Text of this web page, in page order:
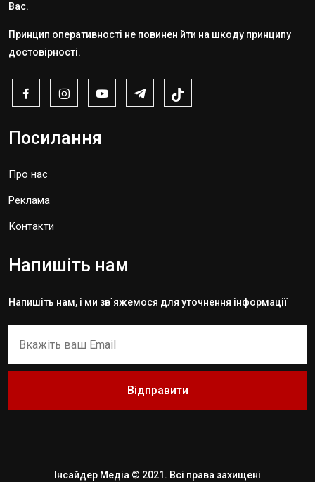
Вас.
Принцип оперативності не повинен йти на шкоду принципу
достовірності.
Посилання
Про нас
Реклама
Контакти
Напишіть нам
Напишіть нам, і ми зв`яжемося для уточнення інформації
Відправити
Інсайдер Медіа © 2021. Всі права захищені